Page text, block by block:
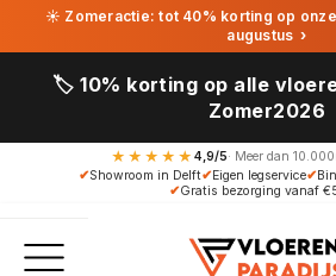
☀ Zomeractie: tot 40% korting op
augustus ›
🏷️ 10% korting op alle
Zomer2026
★★★★★ 4,9/5· Meer dan
✔Showroom in Delft✔Eigen legservice✔
✔Gratis bezorging vanaf